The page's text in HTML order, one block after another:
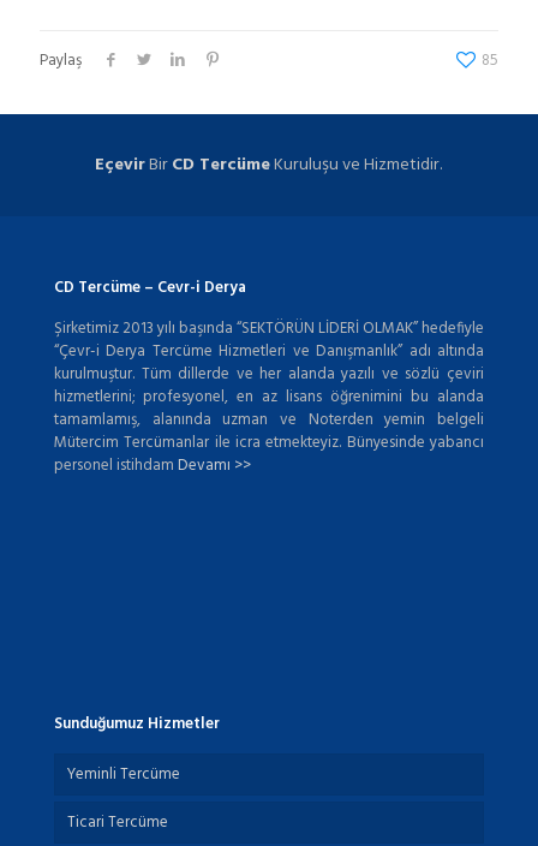
Paylaş 85
EçevirBirCD TercümeKuruluşu ve Hizmetidir.
CD Tercüme – Cevr-i Derya
Şirketimiz 2013 yılı başında “SEKTÖRÜN LİDERİ OLMAK” hedefiyle
“Çevr-i Derya Tercüme Hizmetleri ve Danışmanlık” adı altında
kurulmuştur. Tüm dillerde ve her alanda yazılı ve sözlü çeviri
hizmetlerini; profesyonel, en az lisans öğrenimini bu alanda
tamamlamış, alanında uzman ve Noterden yemin belgeli
Mütercim Tercümanlar ile icra etmekteyiz. Bünyesinde yabancı
personel istihdamDevamı >>
Sunduğumuz Hizmetler
Yeminli Tercüme
Ticari Tercüme